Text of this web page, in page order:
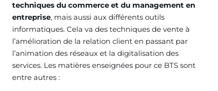
techniques du commerce et du management en
entreprise, mais aussi aux différents outils
informatiques. Cela va des techniques de vente à
l’amélioration de la relation client en passant par
l’animation des réseaux et la digitalisation des
services. Les matières enseignées pour ce BTS sont
entre autres :